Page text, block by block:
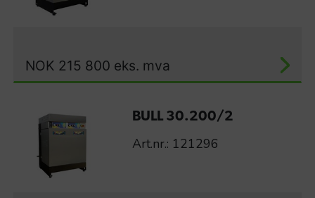
NOK 215 800 eks. mva
BULL 30.200/2
Art.nr.: 121296